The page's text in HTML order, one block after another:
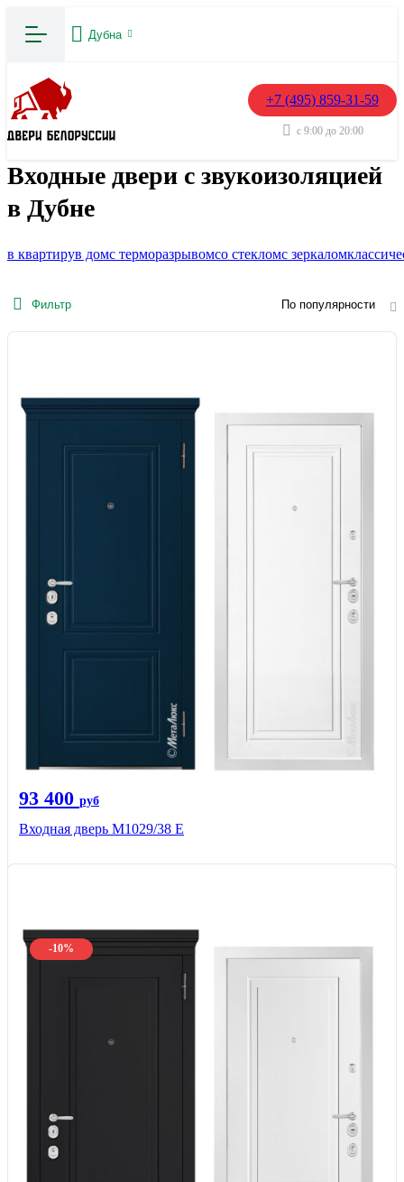
Дубна
+7 (495) 859-31-59
с 9:00 до 20:00
Входные двери с звукоизоляцией
в Дубне
в квартирув домс терморазрывомсо стекломс зеркалом
Фильтр По популярности
93 400 руб
Входная дверь М1029/38 E
-10%